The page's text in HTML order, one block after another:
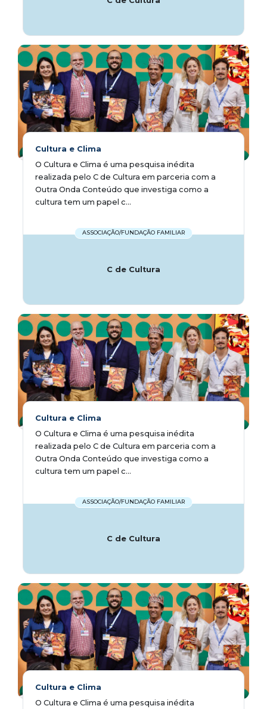
Cultura e Clima
O Cultura e Clima é uma pesquisa inédita
realizada pelo C de Cultura em parceria com a
Outra Onda Conteúdo que investiga como a
cultura tem um papel c...
ASSOCIAÇÃO/FUNDAÇÃO FAMILIAR
C de Cultura
Cultura e Clima
O Cultura e Clima é uma pesquisa inédita
realizada pelo C de Cultura em parceria com a
Outra Onda Conteúdo que investiga como a
cultura tem um papel c...
ASSOCIAÇÃO/FUNDAÇÃO FAMILIAR
C de Cultura
Cultura e Clima
O Cultura e Clima é uma pesquisa inédita